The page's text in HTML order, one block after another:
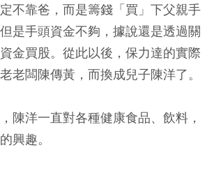
不靠爸，而是籌錢「買」下父親手
是手頭資金不夠，據說還是透過關
金買股。從此以後，保力達的實際
老闆陳傳黃，而換成兒子陳洋了。
陳洋一直對各種健康食品、飲料，
興趣。